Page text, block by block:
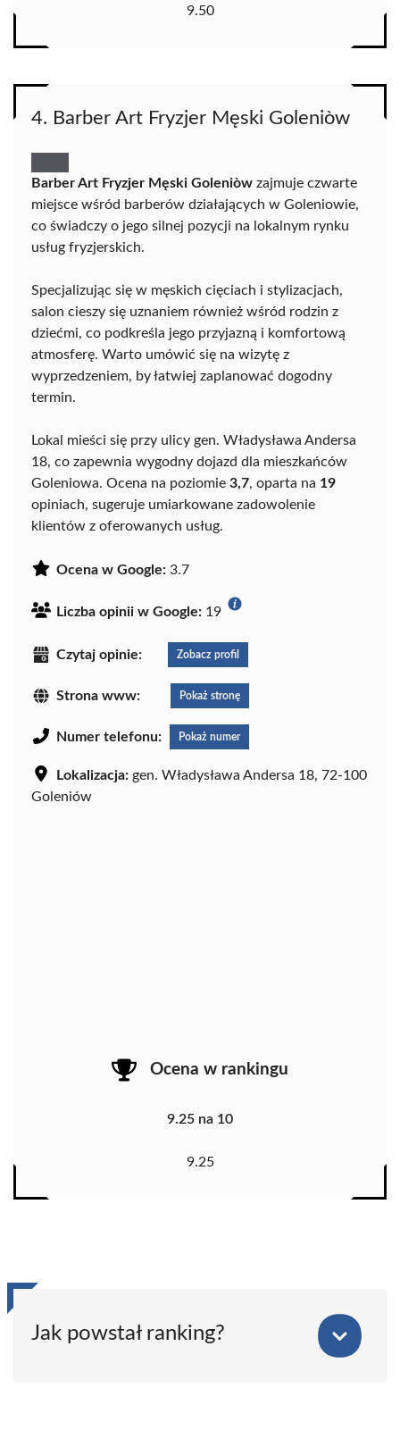
9.50
4. Barber Art Fryzjer Męski Goleniòw
Barber Art Fryzjer Męski Goleniòw zajmuje czwarte
miejsce wśród barberów działających w Goleniowie,
co świadczy o jego silnej pozycji na lokalnym rynku
usług fryzjerskich.
Specjalizując się w męskich cięciach i stylizacjach,
salon cieszy się uznaniem również wśród rodzin z
dziećmi, co podkreśla jego przyjazną i komfortową
atmosferę. Warto umówić się na wizytę z
wyprzedzeniem, by łatwiej zaplanować dogodny
termin.
Lokal mieści się przy ulicy gen. Władysława Andersa
18, co zapewnia wygodny dojazd dla mieszkańców
Goleniowa. Ocena na poziomie 3,7, oparta na 19
opiniach, sugeruje umiarkowane zadowolenie
klientów z oferowanych usług.
Ocena w Google: 3.7
Liczba opinii w Google: 19
Czytaj opinie: Zobacz profil
Strona www: Pokaż stronę
Numer telefonu: Pokaż numer
Lokalizacja: gen. Władysława Andersa 18, 72-100
Goleniów
Ocena w rankingu
9.25 na 10
9.25
Jak powstał ranking?